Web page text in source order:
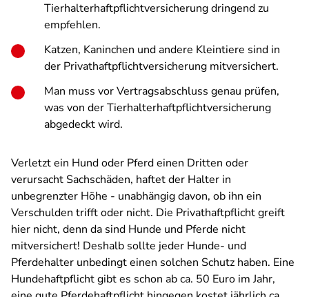
Tierhalterhaftpflichtversicherung dringend zu
empfehlen.
Katzen, Kaninchen und andere Kleintiere sind in
der Privathaftpflichtversicherung mitversichert.
Man muss vor Vertragsabschluss genau prüfen,
was von der Tierhalterhaftpflichtversicherung
abgedeckt wird.
Verletzt ein Hund oder Pferd einen Dritten oder
verursacht Sachschäden, haftet der Halter in
unbegrenzter Höhe - unabhängig davon, ob ihn ein
Verschulden trifft oder nicht. Die Privathaftpflicht greift
hier nicht, denn da sind Hunde und Pferde nicht
mitversichert! Deshalb sollte jeder Hunde- und
Pferdehalter unbedingt einen solchen Schutz haben. Eine
Hundehaftpflicht gibt es schon ab ca. 50 Euro im Jahr,